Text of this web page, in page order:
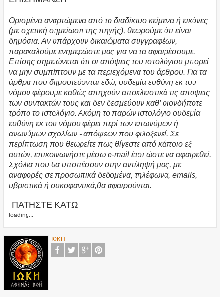
Ορισμένα αναρτώμενα από το διαδίκτυο κείμενα ή εικόνες
(με σχετική σημείωση της πηγής), θεωρούμε ότι είναι
δημόσια. Αν υπάρχουν δικαιώματα συγγραφέων,
παρακαλούμε ενημερώστε μας για να τα αφαιρέσουμε.
Επίσης σημειώνεται ότι οι απόψεις του ιστολόγιου μπορεί
να μην συμπίπτουν με τα περιεχόμενα του άρθρου. Για τα
άρθρα που δημοσιεύονται εδώ, ουδεμία ευθύνη εκ του
νόμου φέρουμε καθώς απηχούν αποκλειστικά τις απόψεις
των συντακτών τους και δεν δεσμεύουν καθ’ οιονδήποτε
τρόπο το ιστολόγιο. Ακόμη το παρών ιστολόγιο ουδεμία
ευθύνη εκ του νόμου φέρει περί των επωνύμων ή
ανωνύμων σχολίων - απόψεων που φιλοξενεί. Σε
περίπτωση που θεωρείτε πως θίγεστε από κάποιο εξ
αυτών, επικοινωνήστε μέσω e-mail έτσι ώστε να αφαιρεθεί.
Σχόλια που θα υποπέσουν στην αντίληψή μας, με
αναφορές σε προσωπικά δεδομένα, τηλέφωνα, emails,
υβριστικά ή συκοφαντικά,θα αφαιρούνται.
ΠΑΤΗΣΤΕ ΚΑΤΩ
loading...
ΙΩΚΗ